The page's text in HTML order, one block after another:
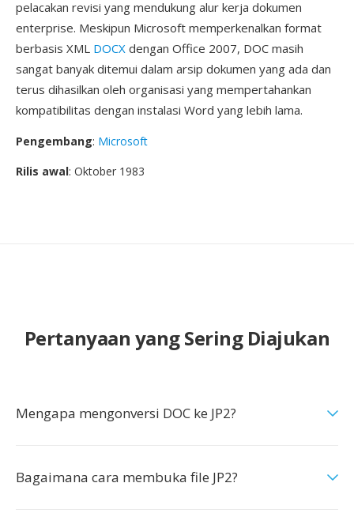
pelacakan revisi yang mendukung alur kerja dokumen
enterprise. Meskipun Microsoft memperkenalkan format
berbasis XML DOCX dengan Office 2007, DOC masih
sangat banyak ditemui dalam arsip dokumen yang ada dan
terus dihasilkan oleh organisasi yang mempertahankan
kompatibilitas dengan instalasi Word yang lebih lama.
Pengembang: Microsoft
Rilis awal: Oktober 1983
Pertanyaan yang Sering Diajukan
Mengapa mengonversi DOC ke JP2?
Bagaimana cara membuka file JP2?